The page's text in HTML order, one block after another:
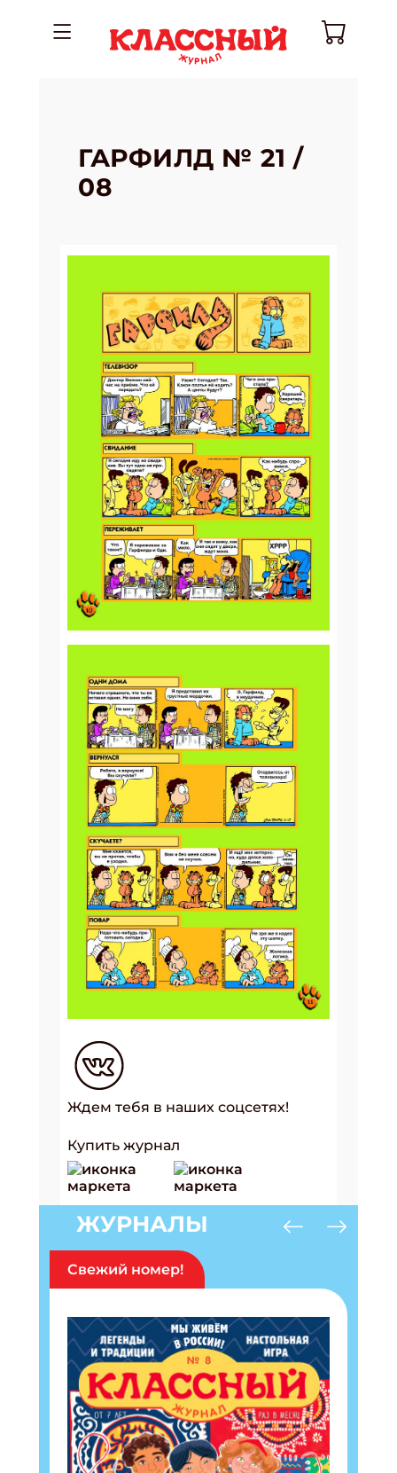
ГАРФИЛД № 21 /
08
Ждем тебя в наших соцсетях!
Купить журнал
ЖУРНАЛЫ
Свежий номер!